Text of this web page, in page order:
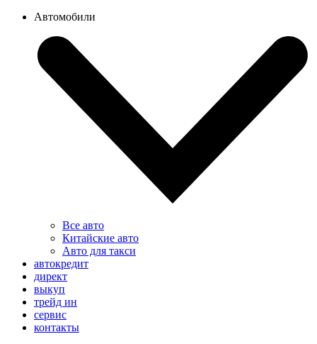
Автомобили
Все авто
Китайские авто
Авто для такси
автокредит
директ
выкуп
трейд ин
сервис
контакты